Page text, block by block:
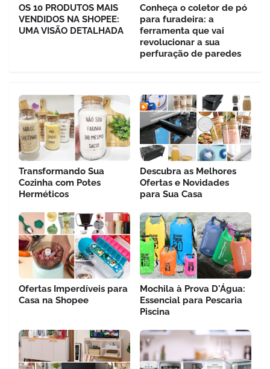
OS 10 PRODUTOS MAIS
VENDIDOS NA SHOPEE:
UMA VISÃO DETALHADA
Conheça o coletor de pó
para furadeira: a
ferramenta que vai
revolucionar a sua
perfuração de paredes
Transformando Sua
Cozinha com Potes
Herméticos
Descubra as Melhores
Ofertas e Novidades
para Sua Casa
Ofertas Imperdíveis para
Casa na Shopee
Mochila à Prova D'Água:
Essencial para Pescaria
Piscina